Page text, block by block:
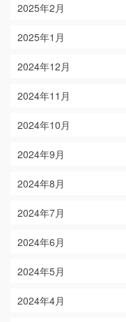
2025年2月
2025年1月
2024年12月
2024年11月
2024年10月
2024年9月
2024年8月
2024年7月
2024年6月
2024年5月
2024年4月